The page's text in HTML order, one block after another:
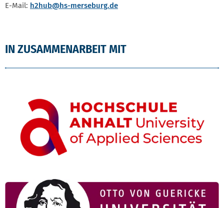
E-Mail: h2hub@hs-merseburg.de
IN ZUSAMMENARBEIT MIT